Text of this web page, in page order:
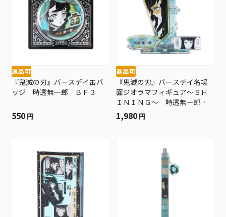
返品可
『鬼滅の刃』バースデイ缶バ
ッジ 時透無一郎 ＢＦ３
550 円
返品可
『鬼滅の刃』バースデイ名場
面ジオラマフィギュア～ＳＨ
ＩＮＩＮＧ～ 時透無一郎
ＢＦ３
1,980 円